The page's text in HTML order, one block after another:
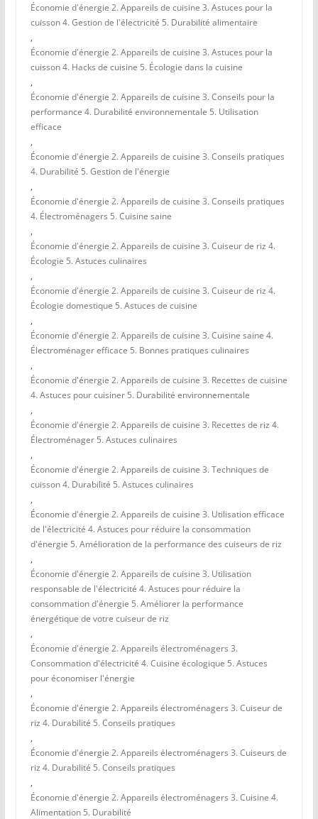
Économie d'énergie 2. Appareils de cuisine 3. Astuces pour la
cuisson 4. Gestion de l'électricité 5. Durabilité alimentaire
,
Économie d'énergie 2. Appareils de cuisine 3. Astuces pour la
cuisson 4. Hacks de cuisine 5. Écologie dans la cuisine
,
Économie d'énergie 2. Appareils de cuisine 3. Conseils pour la
performance 4. Durabilité environnementale 5. Utilisation
efficace
,
Économie d'énergie 2. Appareils de cuisine 3. Conseils pratiques
4. Durabilité 5. Gestion de l'énergie
,
Économie d'énergie 2. Appareils de cuisine 3. Conseils pratiques
4. Électroménagers 5. Cuisine saine
,
Économie d'énergie 2. Appareils de cuisine 3. Cuiseur de riz 4.
Écologie 5. Astuces culinaires
,
Économie d'énergie 2. Appareils de cuisine 3. Cuiseur de riz 4.
Écologie domestique 5. Astuces de cuisine
,
Économie d'énergie 2. Appareils de cuisine 3. Cuisine saine 4.
Électroménager efficace 5. Bonnes pratiques culinaires
,
Économie d'énergie 2. Appareils de cuisine 3. Recettes de cuisine
4. Astuces pour cuisiner 5. Durabilité environnementale
,
Économie d'énergie 2. Appareils de cuisine 3. Recettes de riz 4.
Électroménager 5. Astuces culinaires
,
Économie d'énergie 2. Appareils de cuisine 3. Techniques de
cuisson 4. Durabilité 5. Astuces culinaires
,
Économie d'énergie 2. Appareils de cuisine 3. Utilisation efficace
de l'électricité 4. Astuces pour réduire la consommation
d'énergie 5. Amélioration de la performance des cuiseurs de riz
,
Économie d'énergie 2. Appareils de cuisine 3. Utilisation
responsable de l'électricité 4. Astuces pour réduire la
consommation d'énergie 5. Améliorer la performance
énergétique de votre cuiseur de riz
,
Économie d'énergie 2. Appareils électroménagers 3.
Consommation d'électricité 4. Cuisine écologique 5. Astuces
pour économiser l'énergie
,
Économie d'énergie 2. Appareils électroménagers 3. Cuiseur de
riz 4. Durabilité 5. Conseils pratiques
,
Économie d'énergie 2. Appareils électroménagers 3. Cuiseurs de
riz 4. Durabilité 5. Conseils pratiques
,
Économie d'énergie 2. Appareils électroménagers 3. Cuisine 4.
Alimentation 5. Durabilité